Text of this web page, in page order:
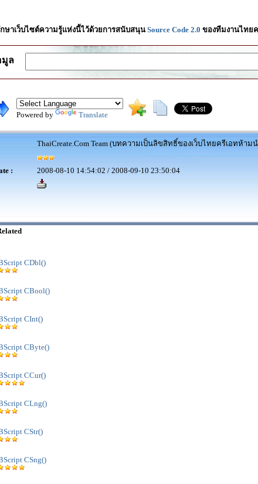
าเว็บไซต์ความรู้แห่งนี้ไว้ด้วยการสนับสนุนSource Code 2.0 ของทีมงานไทย
มูล
Powered by Translate
ThaiCreate.Com Team (บทความเป็นลิขสิทธิ์ของเว็บไทยครีเอทห้า
:
2008-08-10 14:54:02 / 2008-09-10 23:50:04
CDbl()
CBool()
CInt()
CByte()
CCur()
CLng()
CStr()
CSng()